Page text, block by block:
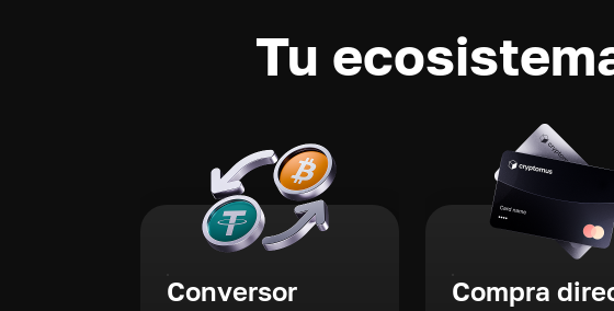
Tu
Conversor Compra